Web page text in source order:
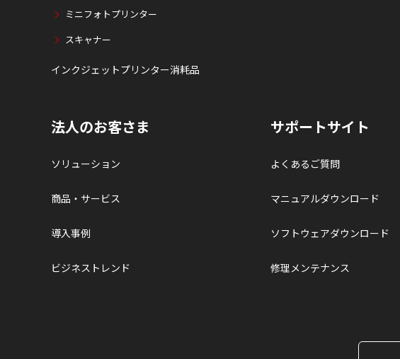
ミニフォトプリンター
スキャナー
インクジェットプリンター消耗品
法人のお客さま
ソリューション
商品・サービス
導入事例
ビジネストレンド
サポートサイト
よくあるご質問
マニュアルダウンロード
ソフトウェアダウンロード
修理メンテナンス